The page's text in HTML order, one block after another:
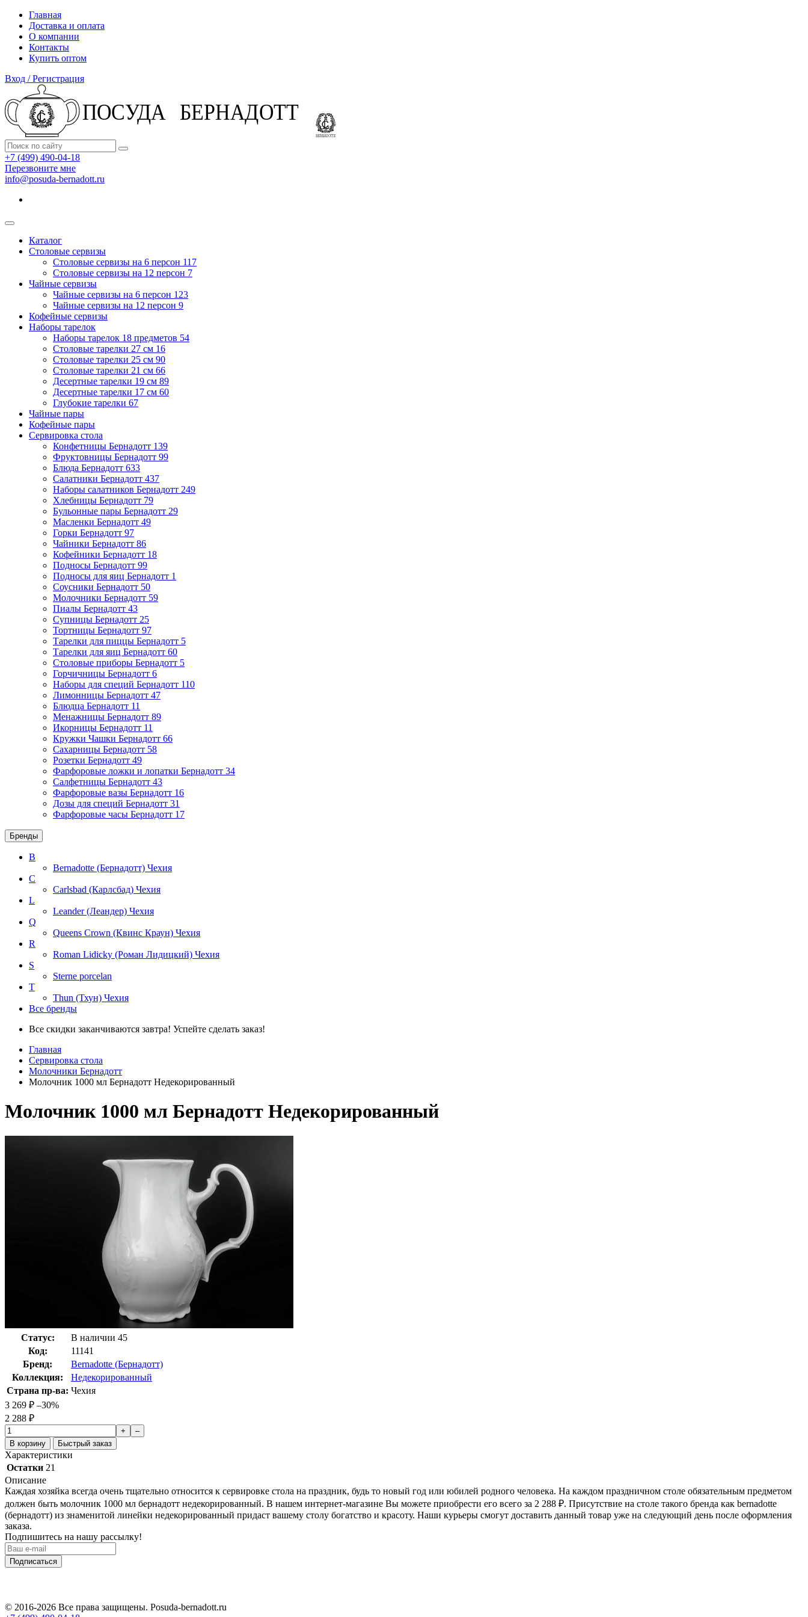
Главная
Доставка и оплата
О компании
Контакты
Купить оптом
Вход / Регистрация
+7 (499) 490-04-18
Перезвоните мне
info@posuda-bernadott.ru
Каталог
Столовые сервизы
Столовые сервизы на 6 персон 117
Столовые сервизы на 12 персон 7
Чайные сервизы
Чайные сервизы на 6 персон 123
Чайные сервизы на 12 персон 9
Кофейные сервизы
Наборы тарелок
Наборы тарелок 18 предметов 54
Столовые тарелки 27 см 16
Столовые тарелки 25 см 90
Столовые тарелки 21 см 66
Десертные тарелки 19 см 89
Десертные тарелки 17 см 60
Глубокие тарелки 67
Чайные пары
Кофейные пары
Сервировка стола
Конфетницы Бернадотт 139
Фруктовницы Бернадотт 99
Блюда Бернадотт 633
Салатники Бернадотт 437
Наборы салатников Бернадотт 249
Хлебницы Бернадотт 79
Бульонные пары Бернадотт 29
Масленки Бернадотт 49
Горки Бернадотт 97
Чайники Бернадотт 86
Кофейники Бернадотт 18
Подносы Бернадотт 99
Подносы для яиц Бернадотт 1
Соусники Бернадотт 50
Молочники Бернадотт 59
Пиалы Бернадотт 43
Супницы Бернадотт 25
Тортницы Бернадотт 97
Тарелки для пиццы Бернадотт 5
Тарелки для яиц Бернадотт 60
Столовые приборы Бернадотт 5
Горчичницы Бернадотт 6
Наборы для специй Бернадотт 110
Лимонницы Бернадотт 47
Блюдца Бернадотт 11
Менажницы Бернадотт 89
Икорницы Бернадотт 11
Кружки Чашки Бернадотт 66
Сахарницы Бернадотт 58
Розетки Бернадотт 49
Фарфоровые ложки и лопатки Бернадотт 34
Салфетницы Бернадотт 43
Фарфоровые вазы Бернадотт 16
Дозы для специй Бернадотт 31
Фарфоровые часы Бернадотт 17
Бренды
B
Bernadotte (Бернадотт) Чехия
C
Carlsbad (Карлсбад) Чехия
L
Leander (Леандер) Чехия
Q
Queens Crown (Квинс Краун) Чехия
R
Roman Lidicky (Роман Лидицкий) Чехия
S
Sterne porcelan
T
Thun (Тхун) Чехия
Все бренды
Все скидки заканчиваются завтра! Успейте сделать заказ!
Главная
Сервировка стола
Молочники Бернадотт
Молочник 1000 мл Бернадотт Недекорированный
Молочник 1000 мл Бернадотт Недекорированный
Статус: В наличии 45
Код:
11141
Бренд:
Bernadotte (Бернадотт)
Коллекция:
Недекорированный
Страна пр-ва: Чехия
3 269 ₽ –30%
2 288 ₽
+
–
В корзину
Быстрый заказ
Характеристики
Остатки 21
Описание
Каждая хозяйка всегда очень тщательно относится к сервировке стола на праздник, будь то новый год или юбилей родного человека. На каждом праздничном столе обязательным предметом
должен быть молочник 1000 мл бернадотт недекорированный. В нашем интернет-магазине Вы можете приобрести его всего за 2 288 ₽. Присутствие на столе такого бренда как bernadotte
(бернадотт) из знаменитой линейки недекорированный придаст вашему столу богатство и красоту. Наши курьеры смогут доставить данный товар уже на следующий день после оформления
заказа.
Подпишитесь на нашу рассылку!
Подписаться
© 2016-2026 Все права защищены. Posuda-bernadott.ru